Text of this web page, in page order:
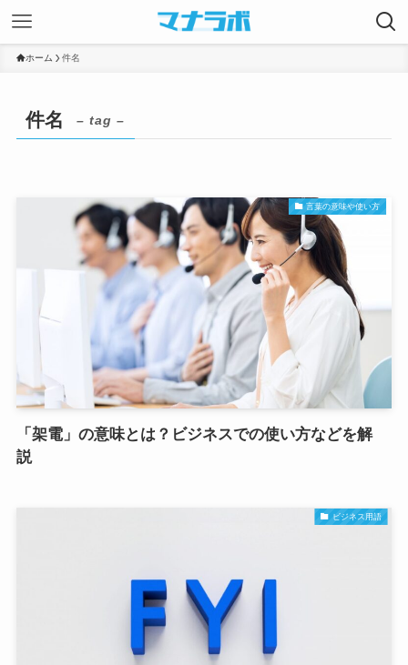
ホーム 件名
件名 – tag –
言葉の意味や使い方
「架電」の意味とは？ビジネスでの使い方などを解
説
ビジネス用語